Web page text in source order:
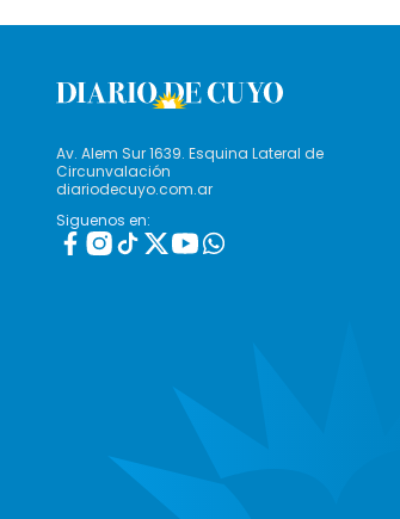
Av. Alem Sur 1639. Esquina Lateral de
Circunvalación
diariodecuyo.com.ar
Siguenos en: